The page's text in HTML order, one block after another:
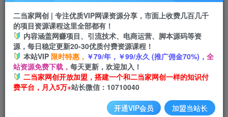
属于创作者的IP进阶课，短视
频从0-1，思维与认知实操，3
二当家网创 | 专注优质VIP网课资源分享，市面上收费几百几千
的项目资源课程这里全部都有！
内容涵盖网赚项目、引流技术、电商运营、脚本源码等资
源，每日稳定更新20-30优质付费资源课程！
本站VIP 限时特惠， ￥79/年，￥99/永久 (推广佣金70%)， 全
站资源免费下载， 每天更新，欢迎加入！
二当家网创开放加盟，搭建一个和二当家网创一样的知识付
费平台，月入5万+站长微信：10710040
开通VIP会员 加盟当站长